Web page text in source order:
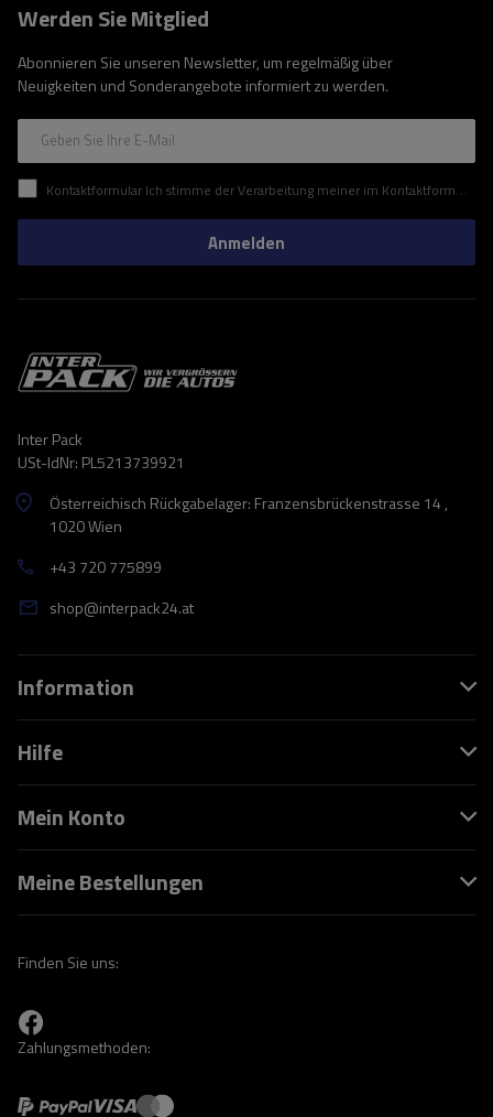
Werden Sie Mitglied
Abonnieren Sie unseren Newsletter, um regelmäßig über
Neuigkeiten und Sonderangebote informiert zu werden.
Geben Sie Ihre E-Mail
Kontaktformular Ich stimme der Verarbeitung meiner im Kontaktformular enthaltenen personenbezogenen Daten gemäß der Verordnung (EU) des Europäischen Parlaments und des Rates zu.
Anmelden
Inter Pack
USt-IdNr: PL5213739921
Österreichisch Rückgabelager: Franzensbrückenstrasse 14 ,
1020 Wien
+43 720 775899
shop@interpack24.at
Information
Hilfe
Mein Konto
Meine Bestellungen
Finden Sie uns:
Zahlungsmethoden: